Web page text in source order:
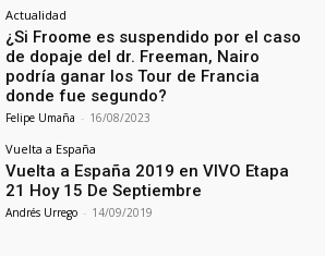
Actualidad
¿Si Froome es suspendido por el caso
de dopaje del dr. Freeman, Nairo
podría ganar los Tour de Francia
donde fue segundo?
Felipe Umaña - 16/08/2023
Vuelta a España
Vuelta a España 2019 en VIVO Etapa
21 Hoy 15 De Septiembre
Andrés Urrego - 14/09/2019